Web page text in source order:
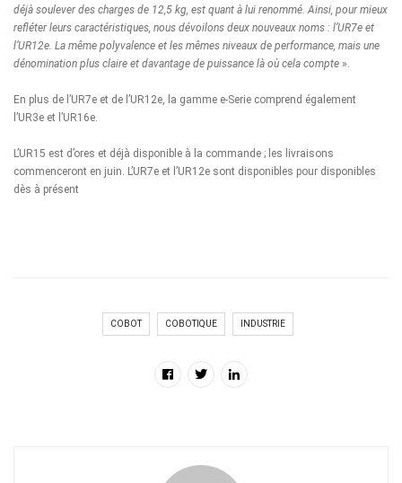
déjà soulever des charges de 12,5 kg, est quant à lui renommé. Ainsi, pour mieux
refléter leurs caractéristiques, nous dévoilons deux nouveaux noms : l’UR7e et
l’UR12e. La même polyvalence et les mêmes niveaux de performance, mais une
dénomination plus claire et davantage de puissance là où cela compte ».
En plus de l’UR7e et de l’UR12e , la gamme e-Serie comprend également
l’UR3e et l’UR16e
L’UR15 est d’ores et déjà disponible à la commande ; les livraisons
commenceront en juin. L’UR7e et l’UR12e sont disponibles pour disponibles
dès à présent
COBOT COBOTIQUE INDUSTRIE